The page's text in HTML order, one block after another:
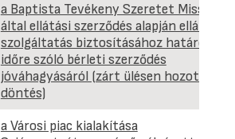
a Baptista Tevékeny Szeretet Misszió
által ellátási szerződés alapján ellátandó
szolgáltatás biztosításához
időre szóló bérleti szerződés
jóváhagyásáról (zárt ülésen hozott
döntés)
a Városi piac kialakítása